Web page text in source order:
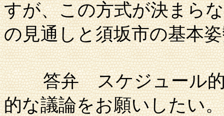
すが、この方式が決まら
の見通しと須坂市の基本
答弁スケジュール的
的な議論をお願いしたい